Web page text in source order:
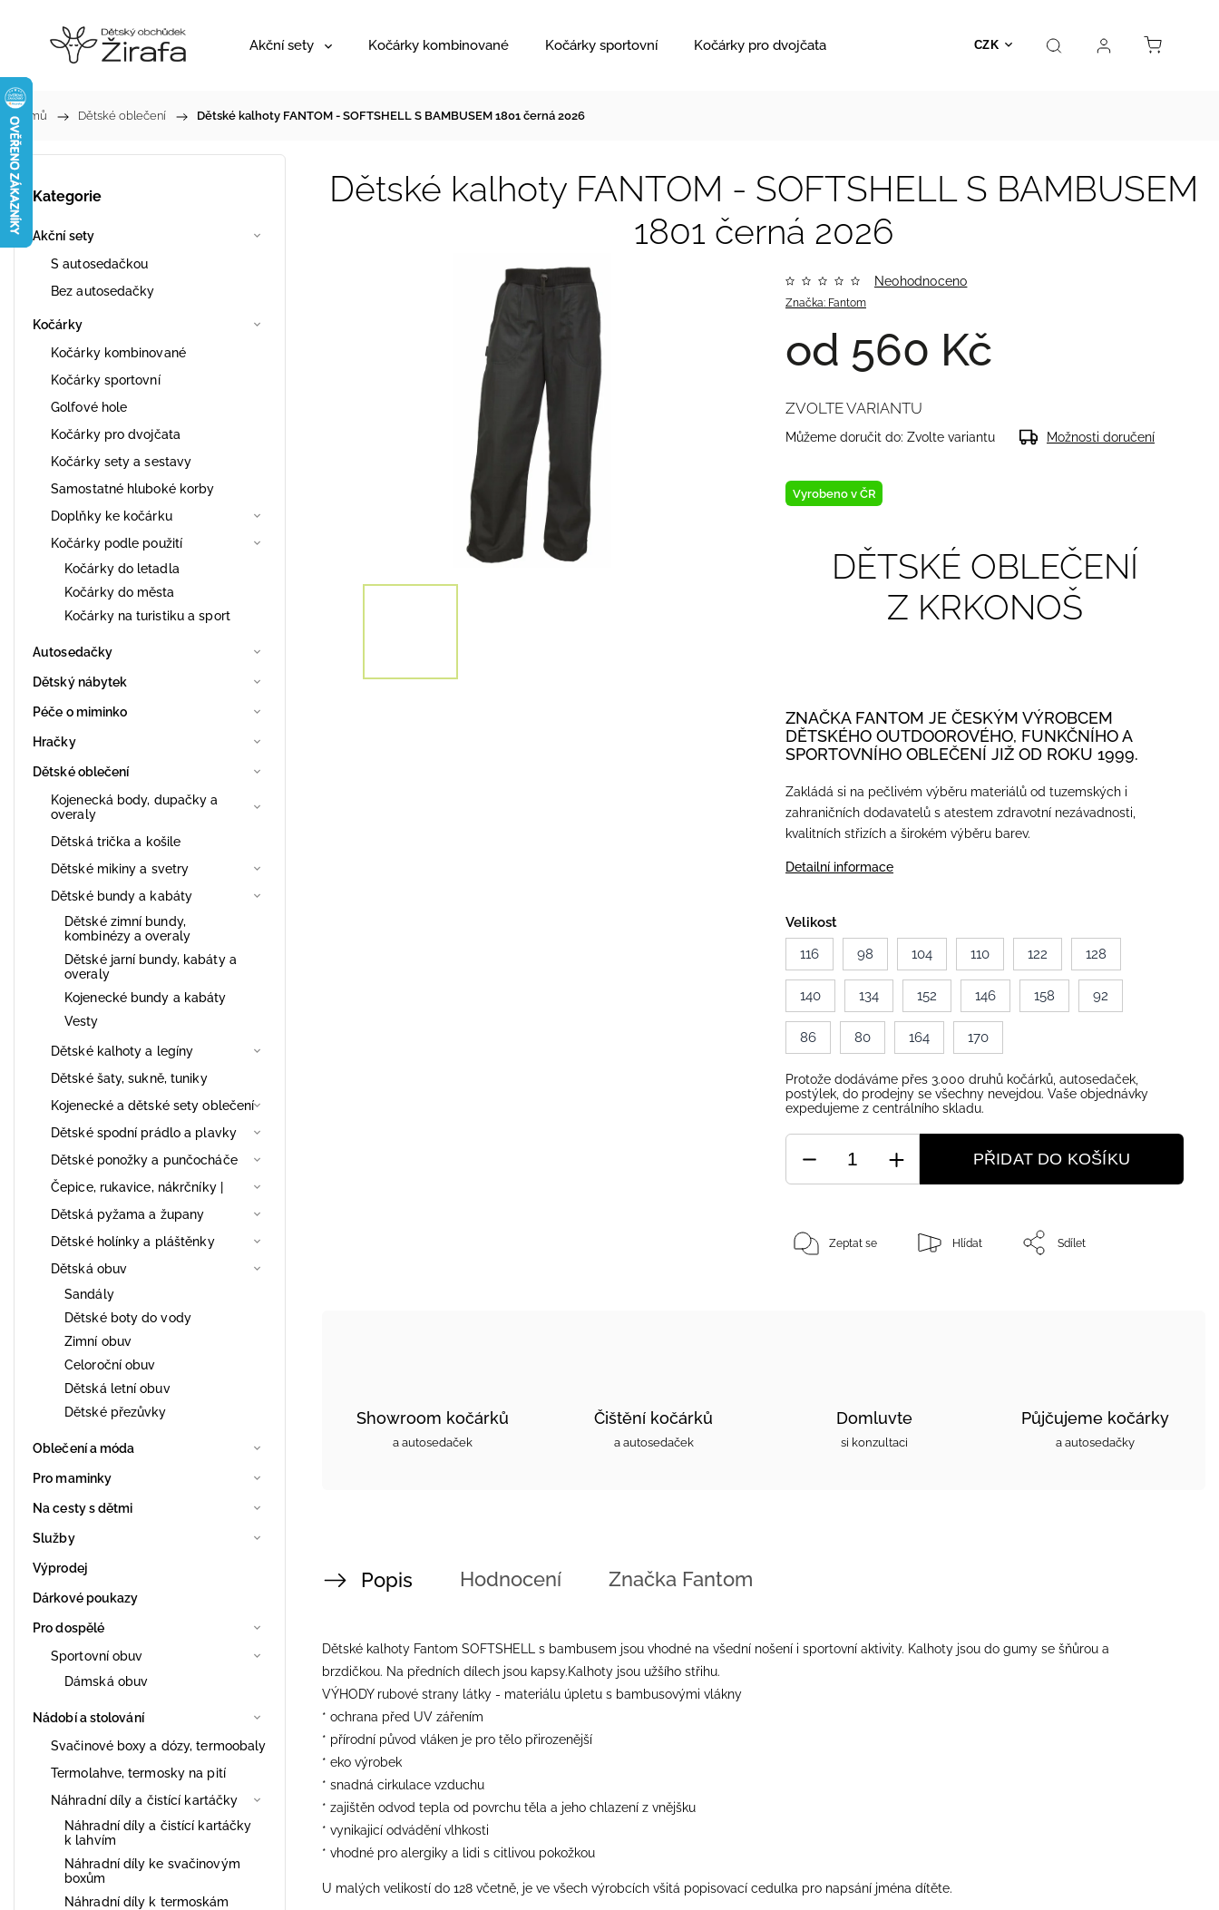
CZK
Akční sety Kočárky kombinované Kočárky sportovní Kočárky pro dvojčata Hračky Prodejna Kontakt
Domů / Dětské oblečení / Dětské kalhoty FANTOM - SOFTSHELL S BAMBUSEM 1801 černá 2026
Kategorie
Akční sety
S autosedačkou
Bez autosedačky
Kočárky
Kočárky kombinované
Kočárky sportovní
Golfové hole
Kočárky pro dvojčata
Kočárky sety a sestavy
Samostatné hluboké korby
Doplňky ke kočárku
Kočárky podle použití
Kočárky do letadla
Kočárky do města
Kočárky na turistiku a sport
Autosedačky
Dětský nábytek
Péče o miminko
Hračky
Dětské oblečení
Kojenecká body, dupačky a
overaly
Dětská trička a košile
Dětské mikiny a svetry
Dětské bundy a kabáty
Dětské zimní bundy,
kombinézy a overaly
Dětské jarní bundy, kabáty a
overaly
Kojenecké bundy a kabáty
Vesty
Dětské kalhoty a legíny
Dětské šaty, sukně, tuniky
Kojenecké a dětské sety oblečení
Dětské spodní prádlo a plavky
Dětské ponožky a punčocháče
Čepice, rukavice, nákrčníky |
Dětská pyžama a župany
Dětské holínky a pláštěnky
Dětská obuv
Sandály
Dětské boty do vody
Zimní obuv
Celoroční obuv
Dětská letní obuv
Dětské přezůvky
Oblečení a móda
Pro maminky
Na cesty s dětmi
Služby
Výprodej
Dárkové poukazy
Pro dospělé
Sportovní obuv
Dámská obuv
Nádobí a stolování
Svačinové boxy a dózy, termoobaly
Termolahve, termosky na pití
Náhradní díly a čistící kartáčky
Náhradní díly a čistící kartáčky
k lahvím
Náhradní díly ke svačinovým
boxům
Náhradní díly k termoskám
Dětské kalhoty FANTOM - SOFTSHELL S BAMBUSEM
1801 černá 2026
Značka: Fantom
Neohodnoceno
od 560 Kč
Vyrobeno v ČR
DĚTSKÉ OBLEČENÍ
Z KRKONOŠ
ZNAČKA FANTOM JE ČESKÝM VÝROBCEM
DĚTSKÉHO OUTDOOROVÉHO, FUNKČNÍHO A
SPORTOVNÍHO OBLEČENÍ JIŽ OD ROKU 1999.
Zakládá si na pečlivém výběru materiálů od tuzemských i
zahraničních dodavatelů s atestem zdravotní nezávadnosti,
kvalitních střizích a širokém výběru barev.
Detailní informace
Velikost
116
98 104 110 122 128
140 134 152 146 158 92
86 80 164 170
ZVOLTE VARIANTU
Můžeme doručit do: Zvolte variantu Možnosti doručení
Protože dodáváme přes 3.000 druhů kočárků, autosedaček,
postýlek, do prodejny se všechny nevejdou. Vaše objednávky
expedujeme z centrálního skladu.
PŘIDAT DO KOŠÍKU
Zeptat se Hlídat Sdílet
Showroom kočárků
a autosedaček
Čištění kočárků
a autosedaček
Domluvte
si konzultaci
Půjčujeme kočárky
a autosedačky
Popis Hodnocení Značka Fantom
Dětské kalhoty Fantom SOFTSHELL s bambusem jsou vhodné na všední nošení i sportovní aktivity. Kalhoty jsou do gumy se šňůrou a
brzdičkou. Na předních dílech jsou kapsy.Kalhoty jsou užšího střihu.
VÝHODY rubové strany látky - materiálu úpletu s bambusovými vlákny
* ochrana před UV zářením
* přírodní původ vláken je pro tělo přirozenější
* eko výrobek
* snadná cirkulace vzduchu
* zajištěn odvod tepla od povrchu těla a jeho chlazení z vnějšku
* vynikajicí odvádění vlhkosti
* vhodné pro alergiky a lidi s citlivou pokožkou
U malých velikostí do 128 včetně, je ve všech výrobcích všitá popisovací cedulka pro napsání jména dítěte.